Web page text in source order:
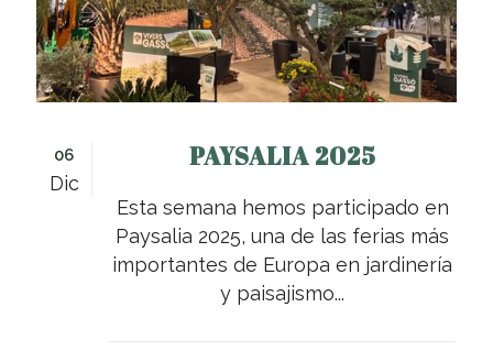
06
Dic
PAYSALIA 2025
Esta semana hemos participado en
Paysalia 2025, una de las ferias más
importantes de Europa en jardinería
y paisajismo...